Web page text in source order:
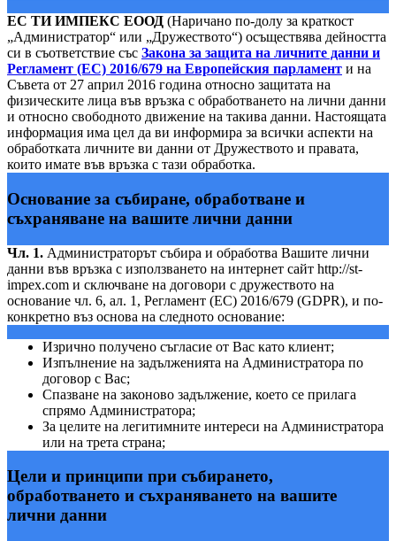
EС ТИ ИМПЕКС EООД​ (Наричано по-долу за краткост
„Администратор“ или „Дружеството“) осъществява дейността
си в съответствие със Закона за защита на личните данни и
Регламент (ЕС) 2016/679 на Европейския парламент и на
Съвета от 27 април 2016 година относно защитата на
физическите лица във връзка с обработването на лични данни
и относно свободното движение на такива данни. Настоящата
информация има цел да ви информира за всички аспекти на
обработката личните ви данни от Дружеството и правата,
които имате във връзка с тази обработка.
Основание за събиране, обработване и
съхраняване на вашите лични данни
Чл. 1. Администраторът събира и обработва Вашите лични
данни във връзка с използването на интернет сайт http://st-
impex.com и сключване на договори с дружеството на
основание чл. 6, ал. 1, Регламент (ЕС) 2016/679 (GDPR), и по-
конкретно въз основа на следното основание:
Изрично получено съгласие от Вас като клиент;
Изпълнение на задълженията на Администратора по
договор с Вас;
Спазване на законово задължение, което се прилага
спрямо Администратора;
За целите на легитимните интереси на Администратора
или на трета страна;
Цели и принципи при събирането,
обработването и съхраняването на вашите
лични данни